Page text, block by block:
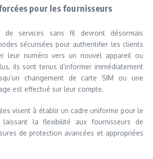
pour les fournisseurs
de services sans fil devront désormais
sécurisées pour authentifier les clients
leur numéro vers un nouvel appareil ou
ils sont tenus d’informer immédiatement
changement de carte SIM ou une
est effectué sur leur compte.
visent à établir un cadre uniforme pour le
la flexibilité aux fournisseurs de
de protection avancées et appropriées